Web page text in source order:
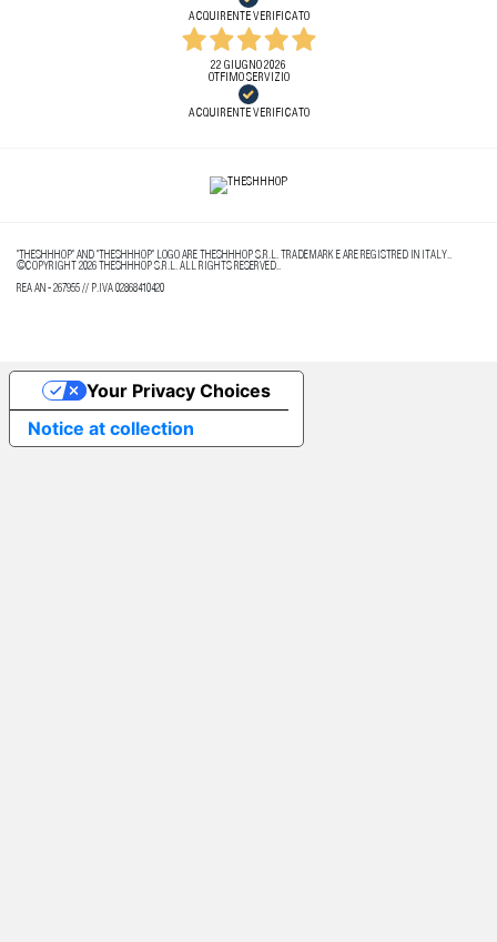
ACQUIRENTE VERIFICATO
22 GIUGNO 2026
OTFIMO SERVIZIO
ACQUIRENTE VERIFICATO
"THESHHHOP" AND "THESHHHOP" LOGO ARE THESHHHOP S.R.L. TRADEMARK E ARE REGISTRED IN ITALY..
©COPYRIGHT 2026 THESHHHOP S.R.L. ALL RIGHTS RESERVED..
REA AN - 267955 // P.IVA 02868410420
Notice at collection
Your Privacy Choices